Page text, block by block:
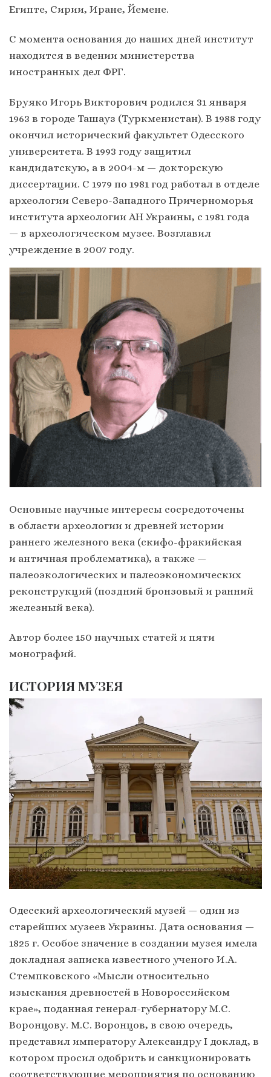
Египте, Сирии, Иране, Йемене.
С момента основания до наших дней институт
находится в ведении министерства
иностранных дел ФРГ.
Бруяко Игорь Викторович родился 31 января
1963 в городе Ташауз (Туркменистан). В 1988 году
окончил исторический факультет Одесского
университета. В 1993 году защитил
кандидатскую, а в 2004-м — докторскую
диссертации. С 1979 по 1981 год работал в отделе
археологии Северо-Западного Причерноморья
института археологии АН Украины, с 1981 года
— в археологическом музее. Возглавил
учреждение в 2007 году.
Основные научные интересы сосредоточены
в области археологии и древней истории
раннего железного века (скифо-фракийская
и античная проблематика), а также —
палеоэкологических и палеоэкономических
реконструкций (поздний бронзовый и ранний
железный века).
Автор более 150 научных статей и пяти
монографий.
ИСТОРИЯ МУЗЕЯ
Одесский археологический музей — один из
старейших музеев Украины. Дата основания —
1825 г. Особое значение в создании музея имела
докладная записка известного ученого И.А.
Стемпковского «Мысли относительно
изыскания древностей в Новороссийском
крае», поданная генерал-губернатору М.С.
Воронцову. М.С. Воронцов, в свою очередь,
представил императору Александру I доклад, в
котором просил одобрить и санкционировать
соответствующие мероприятия по основанию